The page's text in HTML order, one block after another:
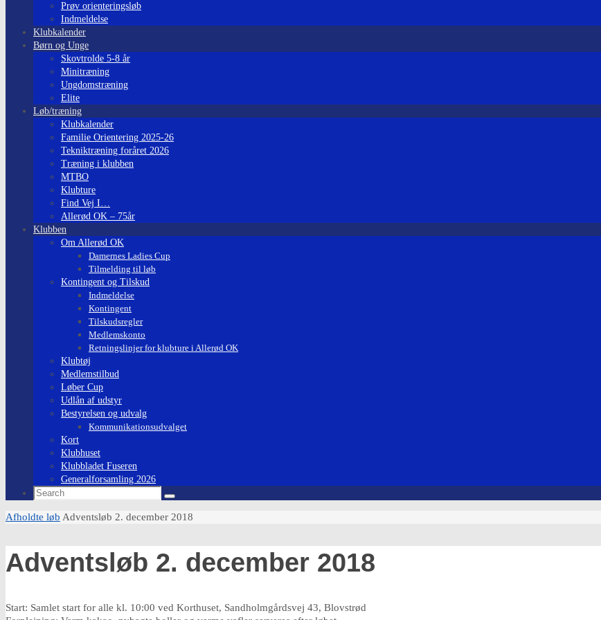
Prøv orienteringsløb
Indmeldelse
Klubkalender
Børn og Unge
Skovtrolde 5-8 år
Minitræning
Ungdomstræning
Elite
Løb/træning
Klubkalender
Familie Orientering 2025-26
Tekniktræning foråret 2026
Træning i klubben
MTBO
Klubture
Find Vej I…
Allerød OK – 75år
Klubben
Om Allerød OK
Damernes Ladies Cup
Tilmelding til løb
Kontingent og Tilskud
Indmeldelse
Kontingent
Tilskudsregler
Medlemskonto
Retningslinjer for klubture i Allerød OK
Klubtøj
Medlemstilbud
Løber Cup
Udlån af udstyr
Bestyrelsen og udvalg
Kommunikationsudvalget
Kort
Klubhuset
Klubbladet Fuseren
Generalforsamling 2026
Search
Search
Home
Afholdte løb Adventsløb 2. december 2018
Adventsløb 2. december 2018
Start: Samlet start for alle kl. 10:00 ved Korthuset, Sandholmgårdsvej 43, Blovstrød